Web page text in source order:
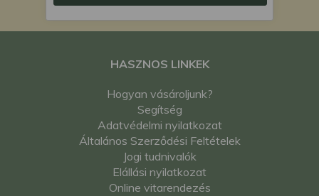
HASZNOS LINKEK
Hogyan vásároljunk?
Segítség
Adatvédelmi nyilatkozat
Általános Szerződési Feltételek
Jogi tudnivalók
Elállási nyilatkozat
Online vitarendezés